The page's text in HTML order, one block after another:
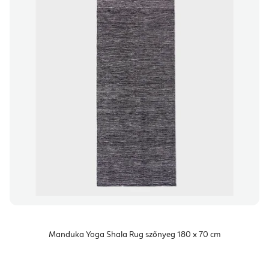
Manduka Yoga Shala Rug szőnyeg 180 x 70 cm